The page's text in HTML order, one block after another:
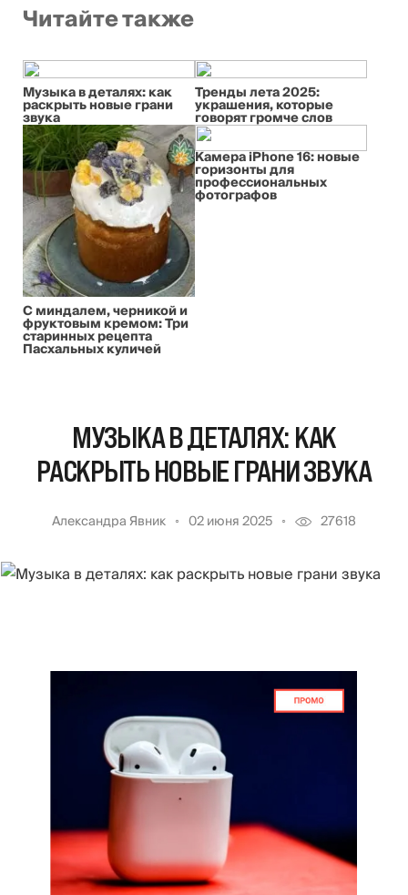
Читайте также
Музыка в деталях: как
раскрыть новые грани
звука
Тренды лета 2025:
украшения, которые
говорят громче слов
С миндалем, черникой и
фруктовым кремом: Три
старинных рецепта
Пасхальных куличей
Камера iPhone 16: новые
горизонты для
профессиональных
фотографов
МУЗЫКА В ДЕТАЛЯХ: КАК
РАСКРЫТЬ НОВЫЕ ГРАНИ ЗВУКА
Александра Явник 02 июня 2025 27618